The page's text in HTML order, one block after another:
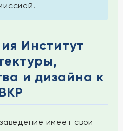
Институт
и дизайна к
имеет свои